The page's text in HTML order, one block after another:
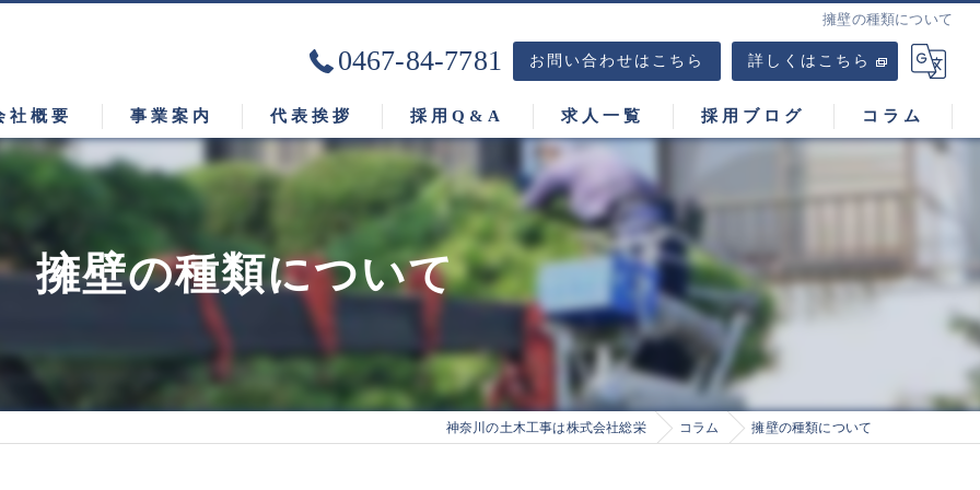
擁壁の種類について
0467-84-7781 お問い合わせはこちら 詳しくはこちら
社概要 事業案内 代表挨拶 採用Q&A 求人一覧 採用ブログ コラム
擁壁の種類について
神奈川の土木工事は株式会社総栄 コラム 擁壁の種類について